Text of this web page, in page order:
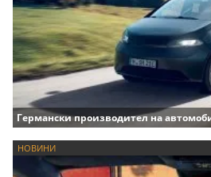
Германски производител на
НОВИНИ